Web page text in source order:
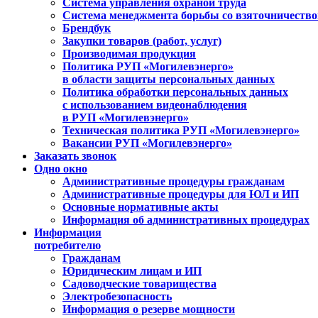
Система управления охраной труда
Система менеджмента борьбы со
Брендбук
Закупки товаров (работ, услуг)
Производимая продукция
Политика РУП «Могилевэнерго»
в области защиты персональных данных
Политика обработки персональных данных
с использованием видеонаблюдения
в РУП «Могилевэнерго»
Техническая политика РУП «Могилевэнерго»
Вакансии РУП «Могилевэнерго»
Заказать звонок
Одно окно
Административные процедуры гражданам
Административные процедуры для ЮЛ и ИП
Основные нормативные акты
Информация об административных процедурах
Информация
потребителю
Гражданам
Юридическим лицам и ИП
Садоводческие товарищества
Электробезопасность
Информация о резерве мощности